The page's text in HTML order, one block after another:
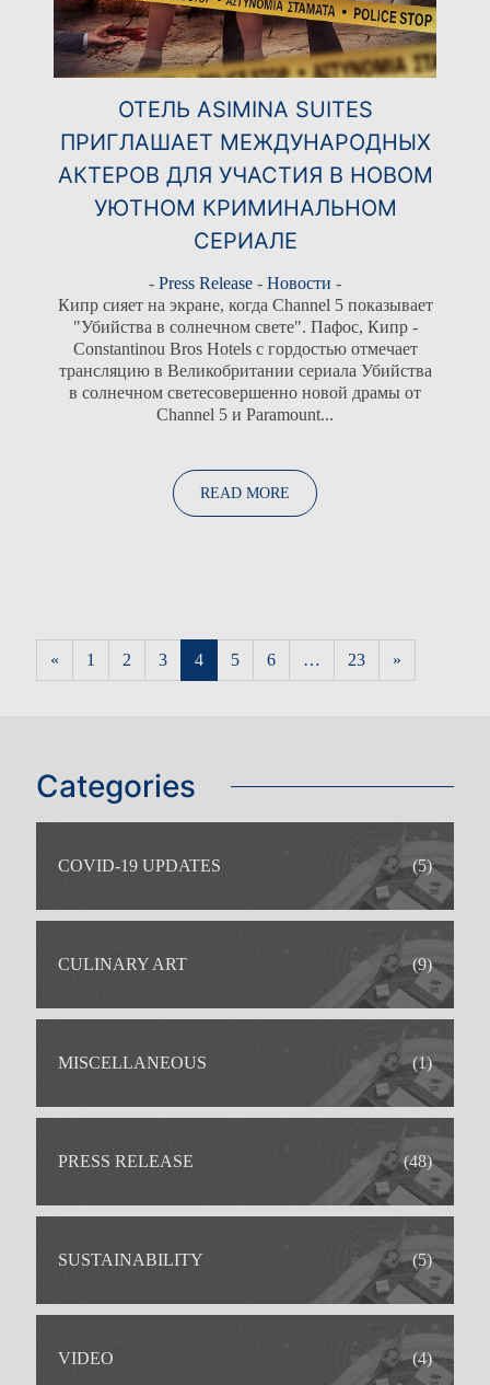
ОТЕЛЬ ASIMINA SUITES
ПРИГЛАШАЕТ МЕЖДУНАРОДНЫХ
АКТЕРОВ ДЛЯ УЧАСТИЯ В НОВОМ
УЮТНОМ КРИМИНАЛЬНОМ
СЕРИАЛЕ
- Press Release - Новости -
Кипр сияет на экране, когда Channel 5 показывает
"Убийства в солнечном свете". Пафос, Кипр -
Constantinou Bros Hotels с гордостью отмечает
трансляцию в Великобритании сериала Убийства
в солнечном светесовершенно новой драмы от
Channel 5 и Paramount...
READ MORE
Posts navigation
« 1 2 3 4 5 6 … 23 »
Categories
COVID-19 UPDATES (5)
CULINARY ART (9)
MISCELLANEOUS (1)
PRESS RELEASE (48)
SUSTAINABILITY (5)
VIDEO (4)